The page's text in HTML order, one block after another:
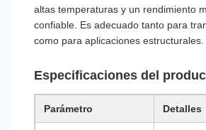
altas temperaturas y un rendimiento
confiable. Es adecuado tanto para
como para aplicaciones estructurales.
Especificaciones del
Parámetro Detalles